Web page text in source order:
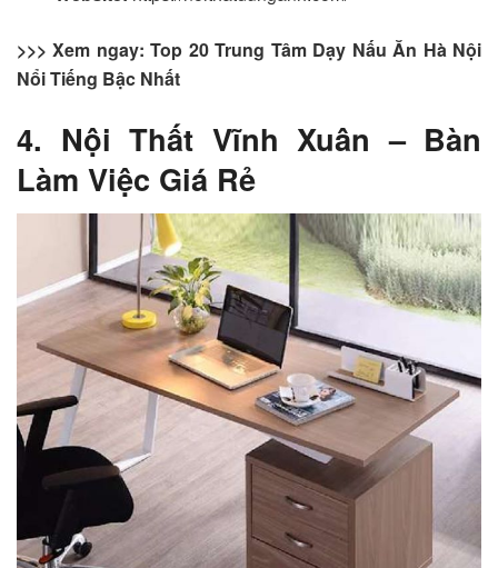
>>> Xem ngay: Top 20 Trung Tâm Dạy Nấu Ăn Hà Nội
Nổi Tiếng Bậc Nhất
4. Nội Thất Vĩnh Xuân – Bàn
Làm Việc Giá Rẻ